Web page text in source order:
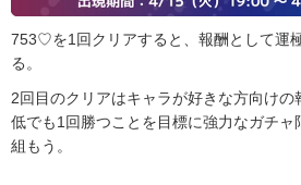
753♡を1回クリアすると、報酬として運
る。
2回目のクリアはキャラが好きな方向け
低でも1回勝つことを目標に強力なガチャ
組もう。